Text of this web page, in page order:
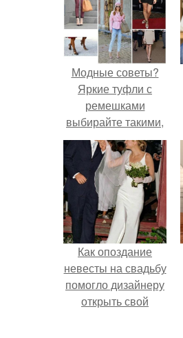
Модные советы?
Яркие туфли с
ремешками
выбирайте такими,
чтобы щиколотка
была открытой.
Как опоздание
невесты на свадьбу
помогло дизайнеру
открыть свой